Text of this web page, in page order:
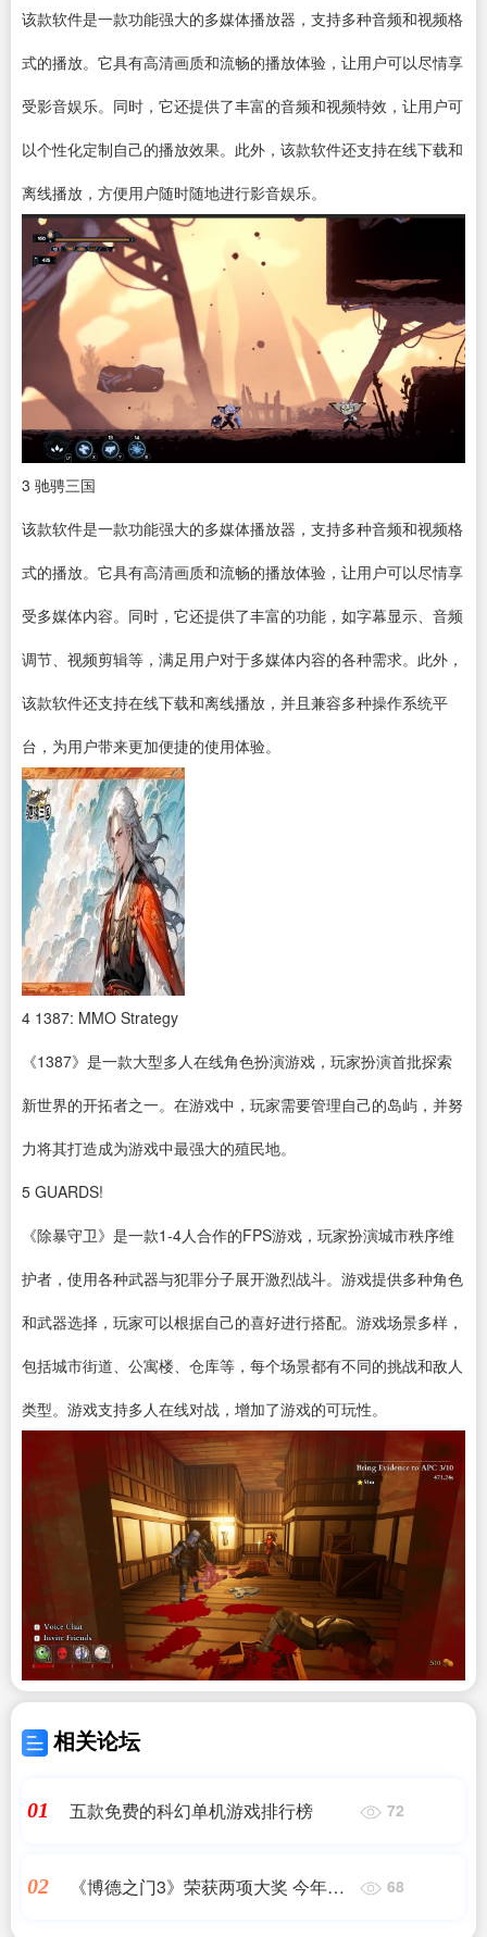
该款软件是一款功能强大的多媒体播放器 ，支持多种音频和视频格
式的播放。它具有高清画质和流畅的播放体验，让用户可以尽情享
受影音娱乐。同时，它还提供了丰富的音频和视频特效，让用户可
以个性化定制自己的播放效果。此外，该款软件还支持在线下载和
离线播放，方便用户随时随地进行影音娱乐。
3 驰骋三国
该款软件是一款功能强大的多媒体播放器，支持多种音频和视频格
式的播放。它具有高清画质和流畅的播放体验，让用户可以尽情享
受多媒体内容。同时，它还提供了丰富的功能，如字幕显示、音频
调节、 视频剪辑等，满足用户对于多媒体内容的各种需求。此外，
该款软件还支持在线下载和离线播放，并且兼容多种操作系统平
台，为用户带来更加便捷的使用体验。
4 1387: MMO Strategy
《1387》是一款大型多人在线角色扮演游戏，玩家扮演首批探索
新世界的开拓者之一。在游戏中，玩家需要管理自己的岛屿，并努
力将其打造成为游戏中最强大的殖民地。
5 GUARDS!
《除暴守卫》是一款1-4人合作的FPS游戏，玩家扮演城市秩序维
护者，使用各种武器与犯罪分子展开激烈战斗。游戏提供多种角色
和武器选择，玩家可以根据自己的喜好进行搭配。游戏场景多样，
包括城市街道、公寓楼、仓库等，每个场景都有不同的挑战和敌人
类型。游戏支持多人在线对战，增加了游戏的可玩性。
相关论坛
01 五款免费的科幻单机游戏排行榜 72
02
《博德之门3》荣获两项大奖 今年继
68